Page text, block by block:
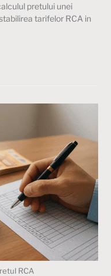
pretului unei
tarifelor RCA in
RCA